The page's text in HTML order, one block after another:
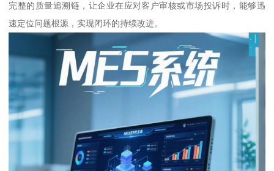
完整的质量追溯链，让企业在应对客户审核或市场投诉时，能够迅
速定位问题根源，实现闭环的持续改进。